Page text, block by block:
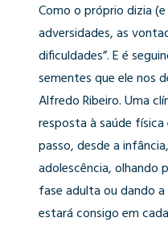
Como o próprio dizia
adversidades, as
dificuldades”. E é
sementes que ele nos
Alfredo Ribeiro. Uma
resposta à saúde
passo, desde a
adolescência, olhando
fase adulta ou dando
estará consigo em